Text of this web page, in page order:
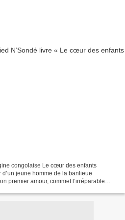
congolaise Le cœur des enfants
jeune homme de la banlieue
premier amour, commet l’irréparable